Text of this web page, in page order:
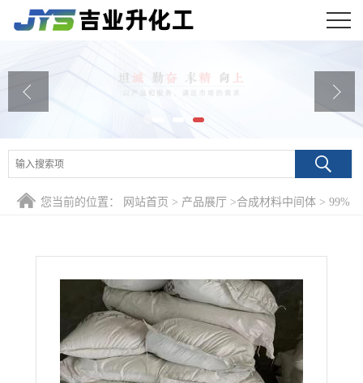
公司介绍
产品展厅
证书荣誉
在线留言
您当前的位置： 网站首页 > 产品展厅 >合成材料中间体 > 99%